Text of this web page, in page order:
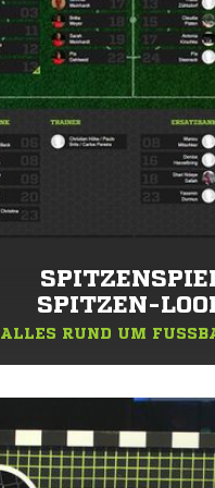
SPITZEN-
ALLES RUND UM